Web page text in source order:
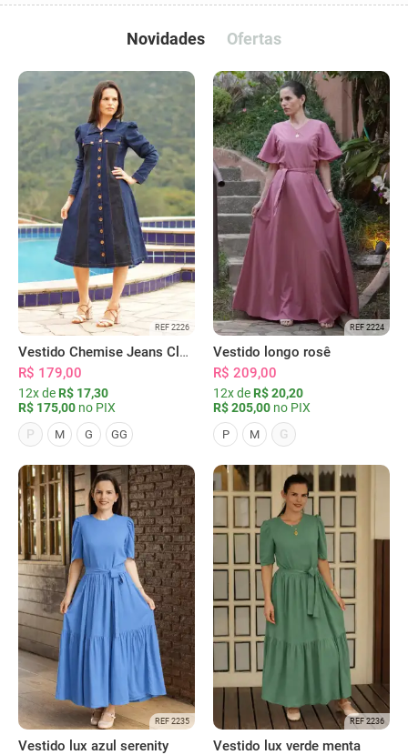
Novidades Ofertas
REF 2226
Vestido Chemise Jeans Clássica Serena
R$ 179,00
12x de R$ 17,30
R$ 175,00 no PIX
P
M G GG
REF 2224
Vestido longo rosê
R$ 209,00
12x de R$ 20,20
R$ 205,00 no PIX
P M G
REF 2235
Vestido lux azul serenity
REF 2236
Vestido lux verde menta